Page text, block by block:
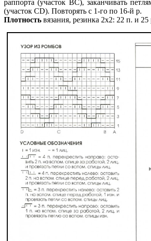
раппорта (участок ВС), заканчивать
(участок CD). Повторять с 1-го по 16-й р.
Плотность вязания, резинка 2х2: 22 п. и